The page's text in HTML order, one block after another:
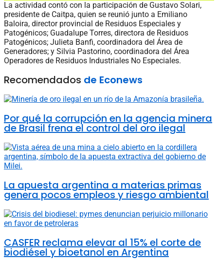
La actividad contó con la participación de Gustavo Solari,
presidente de Caitpa, quien se reunió junto a Emiliano
Baloira, director provincial de Residuos Especiales y
Patogénicos; Guadalupe Torres, directora de Residuos
Patogénicos; Julieta Banfi, coordinadora del Área de
Generadores; y Silvia Pastorino, coordinadora del Área
Operadores de Residuos Industriales No Especiales.
Recomendados de Econews
Por qué la corrupción en la agencia minera
de Brasil frena el control del oro ilegal
La apuesta argentina a materias primas
genera pocos empleos y riesgo ambiental
CASFER reclama elevar al 15% el corte de
biodiésel y bioetanol en Argentina